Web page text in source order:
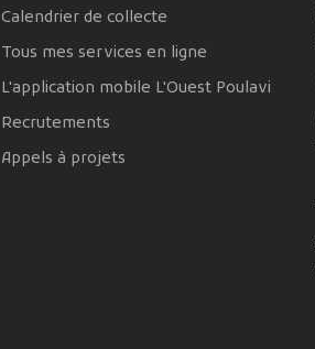
Calendrier de collecte
Tous mes services en ligne
L'application mobile L'Ouest Poulavi
Recrutements
Appels à projets